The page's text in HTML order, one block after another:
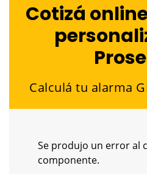
Cotizá
Calculá tu alarma
Se produjo un error al
componente.